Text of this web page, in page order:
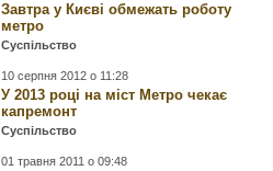
Завтра у Києві обмежать роботу
метро
Суспільство
10 серпня 2012 о 11:28
У 2013 році на міст Метро чекає
капремонт
Суспільство
01 травня 2011 о 09:48